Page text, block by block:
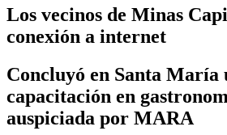
Los vecinos de Minas
conexión a internet
Concluyó en Santa María
capacitación en
auspiciada por MARA